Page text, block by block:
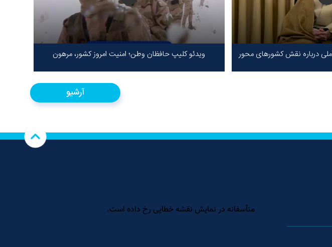
درباره نقش کشورهای محور ویدئو کلیپ حافظان وطن؛ امنیت امروز کشور، مرهون
آرشیو